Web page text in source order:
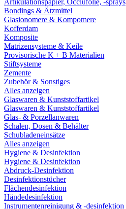
Artikulationspapier, Occlufolie, -sprays
Bondings & Ätzmittel
Glasionomere & Kompomere
Kofferdam
Komposite
Matrizensysteme & Keile
Provisorische K + B Materialien
Stiftsysteme
Zemente
Zubehör & Sonstiges
Alles anzeigen
Glaswaren & Kunststoffartikel
Glaswaren & Kunststoffartikel
Glas- & Porzellanwaren
Schalen, Dosen & Behälter
Schubladeneinsätze
Alles anzeigen
Hygiene & Desinfektion
Hygiene & Desinfektion
Abdruck-Desinfektion
Desinfektionstücher
Flächendesinfektion
Händedesinfektion
Instrumentenreinigung & -desinfektion